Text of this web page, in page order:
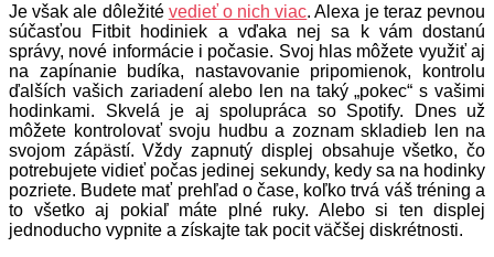
Je však ale dôležité vedieť o nich viac. Alexa je teraz pevnou
súčasťou Fitbit hodiniek a vďaka nej sa k vám dostanú
správy, nové informácie i počasie. Svoj hlas môžete využiť aj
na zapínanie budíka, nastavovanie pripomienok, kontrolu
ďalších vašich zariadení alebo len na taký „pokec“ s vašimi
hodinkami. Skvelá je aj spolupráca so Spotify. Dnes už
môžete kontrolovať svoju hudbu a zoznam skladieb len na
svojom zápästí. Vždy zapnutý displej obsahuje všetko, čo
potrebujete vidieť počas jedinej sekundy, kedy sa na hodinky
pozriete. Budete mať prehľad o čase, koľko trvá váš tréning a
to všetko aj pokiaľ máte plné ruky. Alebo si ten displej
jednoducho vypnite a získajte tak pocit väčšej diskrétnosti.